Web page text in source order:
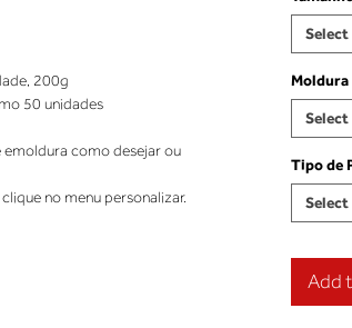
200g
50 unidades
emoldura como desejar ou
no menu personalizar.
Select
Moldura
Select
Tipo de
Select
Add